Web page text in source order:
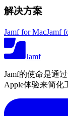
解决方案
Jamf for MacJamf
Jamf
Jamf的使命是通
Apple体验来简化